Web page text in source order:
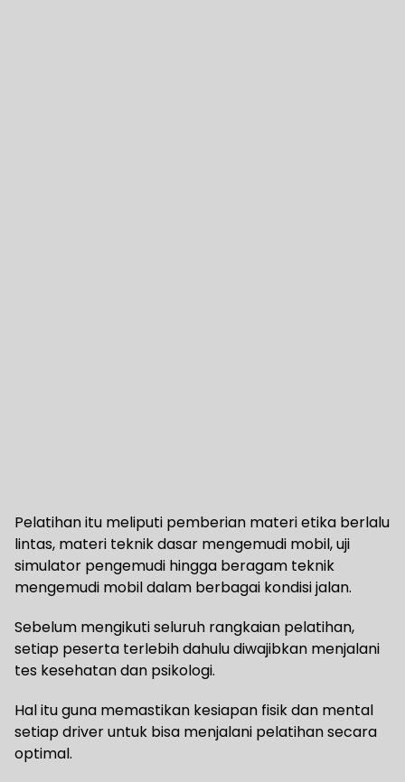
Pelatihan itu meliputi pemberian materi etika berlalu
lintas, materi teknik dasar mengemudi mobil, uji
simulator pengemudi hingga beragam teknik
mengemudi mobil dalam berbagai kondisi jalan.
Sebelum mengikuti seluruh rangkaian pelatihan,
setiap peserta terlebih dahulu diwajibkan menjalani
tes kesehatan dan psikologi.
Hal itu guna memastikan kesiapan fisik dan mental
setiap driver untuk bisa menjalani pelatihan secara
optimal.